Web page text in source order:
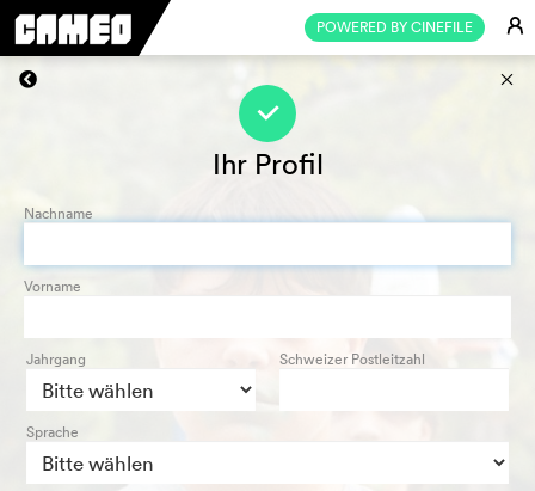
POWERED BY CINEFILE E
f
Ihr Profil
Nachname
Vorname
Jahrgang Schweizer Postleitzahl
Sprache
s